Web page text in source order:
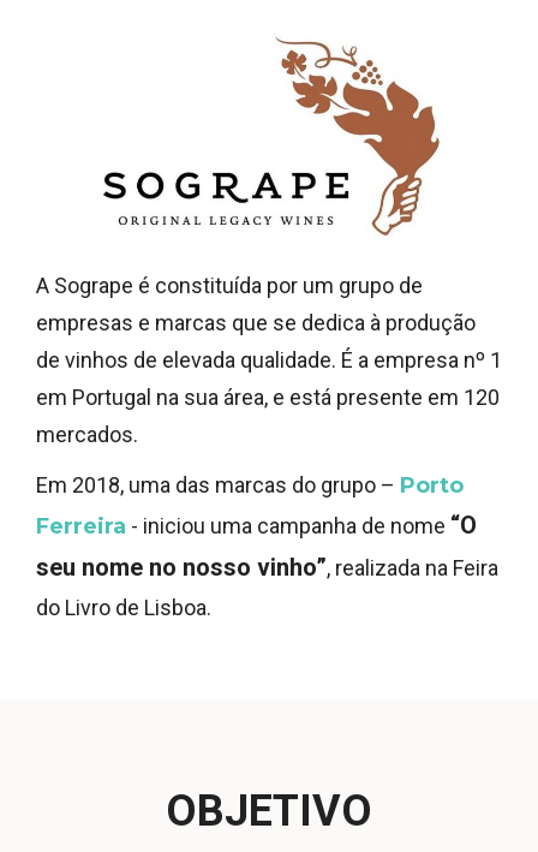
A Sogrape é constituída por um grupo de
empresas e marcas que se dedica à produção
de vinhos de elevada qualidade. É a empresa nº 1
em Portugal na sua área, e está presente em 120
mercados.
Em 2018, uma das marcas do grupo – Porto
Ferreira - iniciou uma campanha de nome “O
seu nome no nosso vinho”, realizada na Feira
do Livro de Lisboa.
OBJETIVO